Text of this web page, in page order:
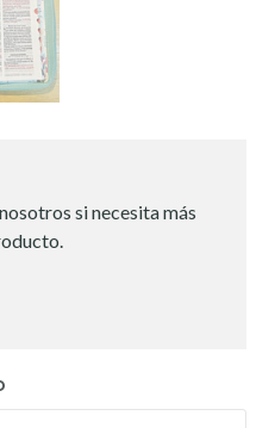
si necesita más